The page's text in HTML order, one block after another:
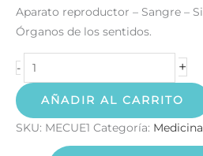
Aparato reproductor – Sangre –
Órganos de los sentidos.
- +
AÑADIR AL CARRITO
SKU: MECUE1 Categoría: Medicina